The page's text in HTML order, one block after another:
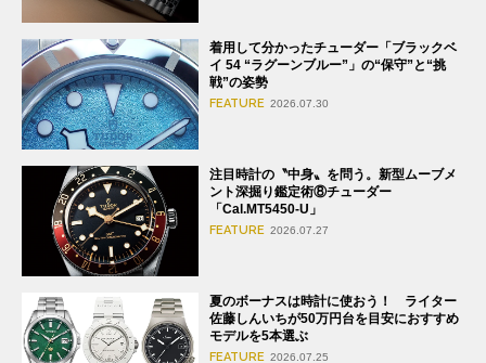
着用して分かったチューダー「ブラックベ
イ 54 “ラグーンブルー”」の“保守”と“挑
戦”の姿勢
FEATURE 2026.07.30
注目時計の〝中身〟を問う。新型ムーブメ
ント深掘り鑑定術⑧チューダー
「Cal.MT5450-U」
FEATURE 2026.07.27
夏のボーナスは時計に使おう！ ライター
佐藤しんいちが50万円台を目安におすすめ
モデルを5本選ぶ
FEATURE 2026.07.25